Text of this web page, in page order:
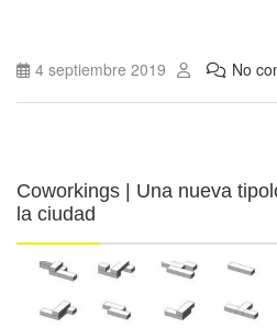
4 septiembre 2019 No
Coworkings | Una nueva
la ciudad